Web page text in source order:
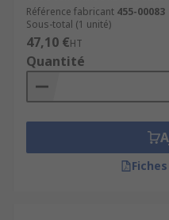
Référence fabricant 455-00083
Sous-total (1 unité)
47,10 €HT
Quantité